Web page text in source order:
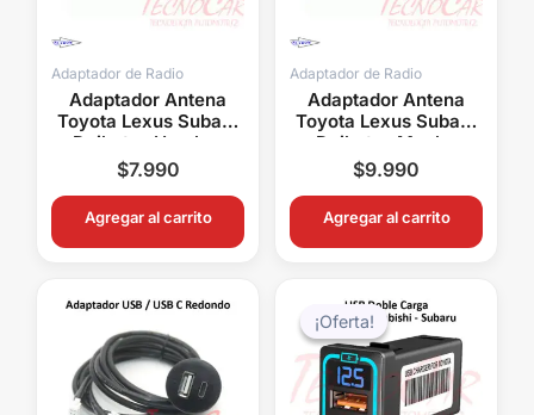
Adaptador de Radio
Adaptador Antena
Toyota Lexus Subaru
Daihatsu Hembra
Radio Auto
Connection
$7.990
Agregar al carrito
Adaptador de Radio
Adaptador Antena
Toyota Lexus Subaru
Daihatsu Macho
Radio Auto
Connection
$9.990
Agregar al carrito
¡Oferta!
¡Oferta!
precio
original
era:
$29.990.